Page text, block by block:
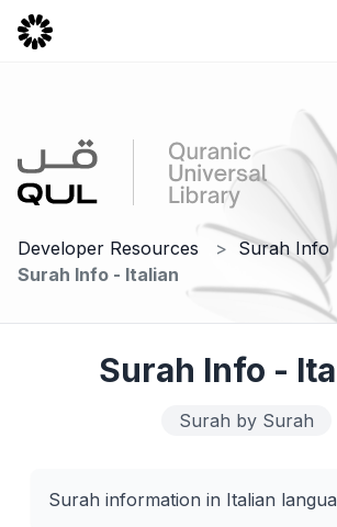
Developer Resources
Surah Info
Surah Info - Italian
Surah Info -
Surah by Surah
Surah information in Italian